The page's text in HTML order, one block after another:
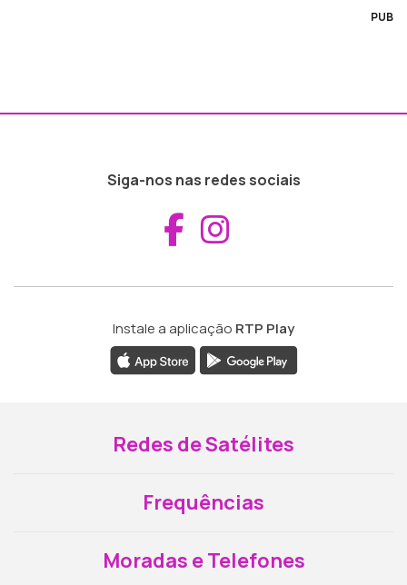
PUB
Siga-nos nas redes sociais
Aceder ao
Instale a aplicação RTP Play
Redes de Satélites
Frequências
Moradas e Telefones